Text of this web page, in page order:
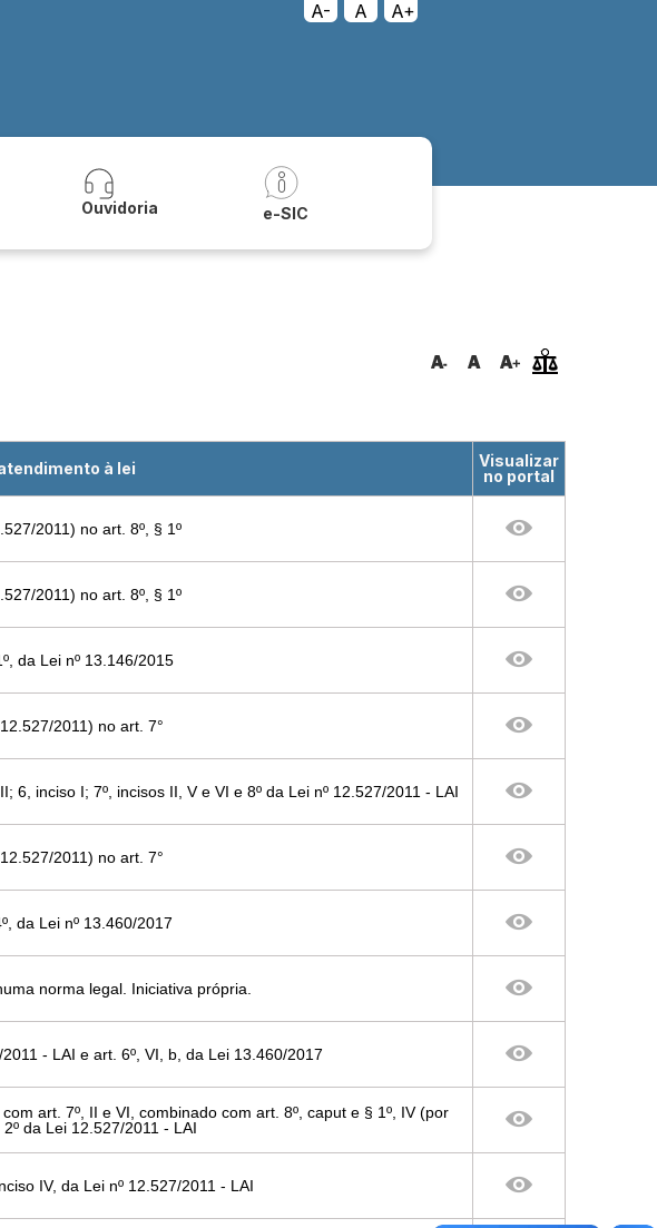
A- A
A+
Ouvidoria e-SIC
à lei
Visualizar
no portal
2011) no art. 8º, § 1º
2011) no art. 8º, § 1º
da Lei nº 13.146/2015
2011) no art. 7°
6, inciso I; 7º, incisos II, V e VI e 8º da Lei nº 12.527/2011 - LAI
2011) no art. 7°
da Lei nº 13.460/2017
norma legal. Iniciativa própria.
- LAI e art. 6º, VI, b, da Lei 13.460/2017
art. 7º, II e VI, combinado com art. 8º, caput e § 1º, IV (por
da Lei 12.527/2011 - LAI
IV, da Lei nº 12.527/2011 - LAI